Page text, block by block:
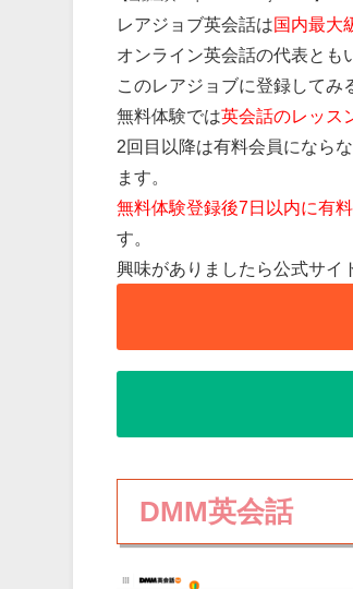
レアジョブ英会話は国内最大
オンライン英会話の代表とも
このレアジョブに登録してみ
無料体験では英会話のレッス
2回目以降は有料会員になら
ます。
無料体験登録後7日以内に有
す。
興味がありましたら公式サイ
DMM英会話